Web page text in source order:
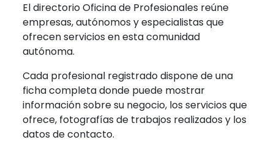
El directorio Oficina de Profesionales reúne
empresas, autónomos y especialistas que
ofrecen servicios en esta comunidad
autónoma.
Cada profesional registrado dispone de una
ficha completa donde puede mostrar
información sobre su negocio, los servicios que
ofrece, fotografías de trabajos realizados y los
datos de contacto.